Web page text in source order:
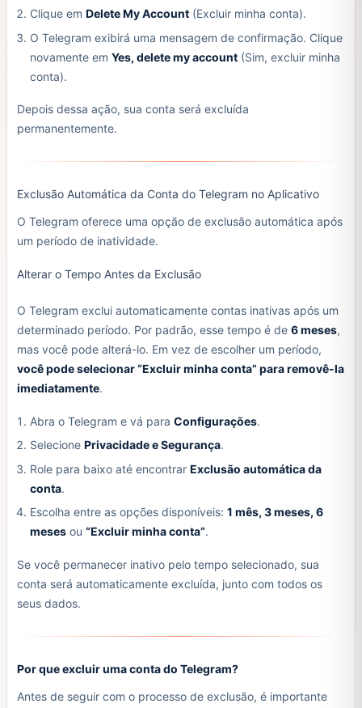
Clique em Delete My Account(Excluir minha conta).
O Telegram exibirá uma mensagem de confirmação. Clique
novamente em Yes, delete my account(Sim, excluir minha
conta).
Depois dessa ação, sua conta será excluída
permanentemente.
Exclusão Automática da Conta do Telegram no Aplicativo
O Telegram oferece uma opção de exclusão automática após
um período de inatividade.
Alterar o Tempo Antes da Exclusão
O Telegram exclui automaticamente contas inativas após um
determinado período. Por padrão, esse tempo é de 6 meses,
mas você pode alterá-lo. Em vez de escolher um período,
você pode selecionar “Excluir minha conta” para removê-la
imediatamente.
Abra o Telegram e vá para Configurações.
Selecione Privacidade e Segurança.
Role para baixo até encontrar Exclusão automática da
conta.
Escolha entre as opções disponíveis: 1 mês, 3 meses, 6
mesesou “Excluir minha conta”.
Se você permanecer inativo pelo tempo selecionado, sua
conta será automaticamente excluída, junto com todos os
seus dados.
Por que excluir uma conta do Telegram?
Antes de seguir com o processo de exclusão, é importante